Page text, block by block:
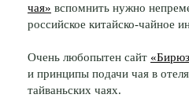
чая» вспомнить нужно
российское китайско-чайное
Очень любопытен сайт
и принципы подачи чая в
тайваньских чаях.